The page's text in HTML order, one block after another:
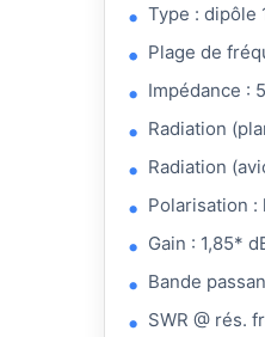
Type : dipôle
Plage de
Impédance :
Radiation
Radiation
Polarisation
Gain : 1,85*
Bande
SWR @ rés.